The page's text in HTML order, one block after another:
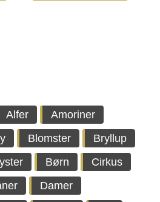
Alfer
Amoriner
Blomster
Bryllup
Børn
Cirkus
Damer